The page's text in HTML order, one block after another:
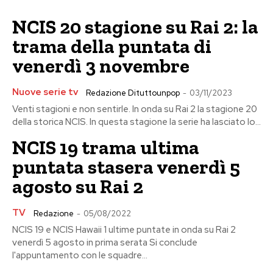
NCIS 20 stagione su Rai 2: la
trama della puntata di
venerdì 3 novembre
Nuove serie tv Redazione Dituttounpop - 03/11/2023
Venti stagioni e non sentirle. In onda su Rai 2 la stagione 20
della storica NCIS. In questa stagione la serie ha lasciato lo...
NCIS 19 trama ultima
puntata stasera venerdì 5
agosto su Rai 2
TV Redazione - 05/08/2022
NCIS 19 e NCIS Hawaii 1 ultime puntate in onda su Rai 2
venerdì 5 agosto in prima serata Si conclude
l'appuntamento con le squadre...